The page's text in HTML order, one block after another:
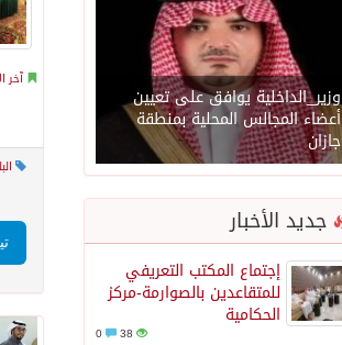
وزير_الداخلية يوافق على تعيين
أعضاء المجالس المحلية بمنطقة
جازان
جديد الأخبار
إجتماع المكتب التعريفي
للمتقاعدين بالصوارمة-مركز
الحكامية
38
آخر